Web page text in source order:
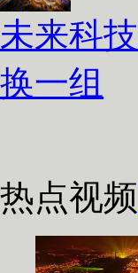
未来科
换一组
热点视频